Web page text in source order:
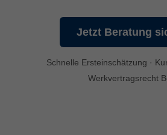
Jetzt Beratung
Schnelle Ersteinschätzung ·
Werkvertragsrecht